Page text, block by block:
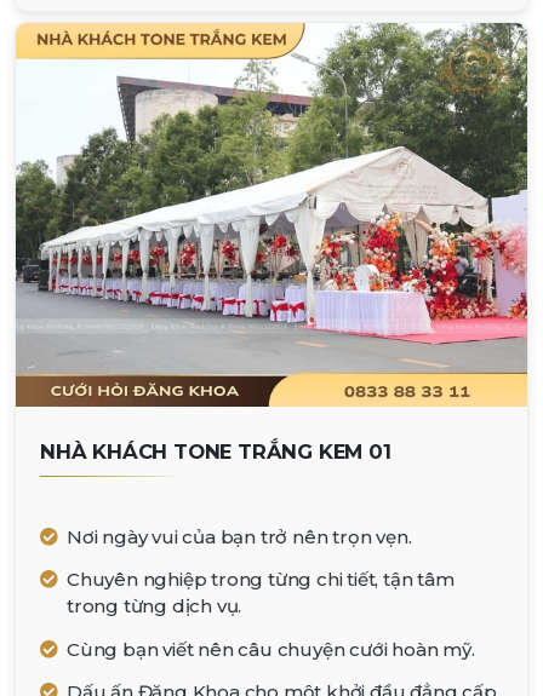
NHÀ KHÁCH TONE TRẮNG KEM 01
Nơi ngày vui của bạn trở nên trọn vẹn.
Chuyên nghiệp trong từng chi tiết, tận tâm
trong từng dịch vụ.
Cùng bạn viết nên câu chuyện cưới hoàn mỹ.